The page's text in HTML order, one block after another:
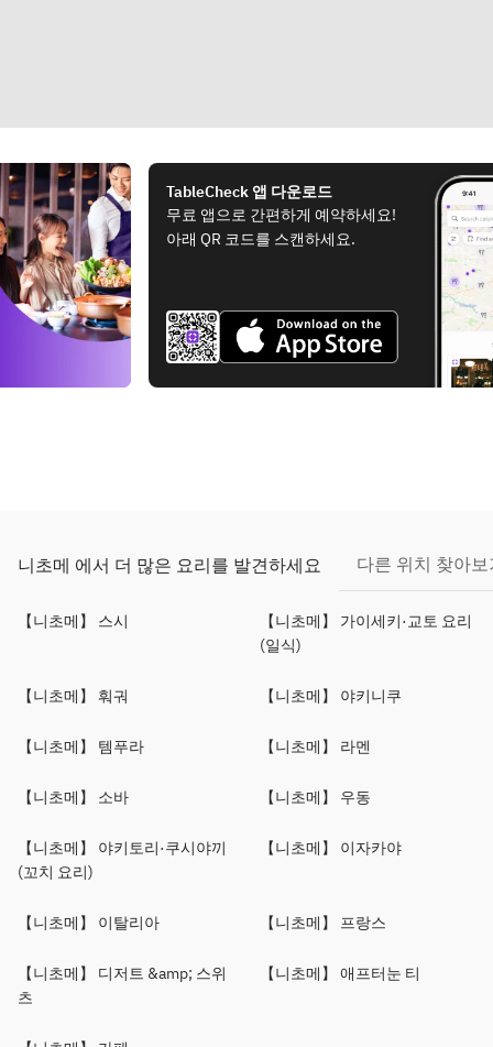
TableCheck 앱 다운로드
무료 앱으로 간편하게 예약하세요!
아래 QR 코드를 스캔하세요.
니초메 에서 더 많은 요리를 발견하세요 다른 위치 찾아보
【니초메】 스시
【니초메】 가이세키·교토 요리
(일식)
【니초메】 훠궈 【니초메】 야키니쿠
【니초메】 템푸라 【니초메】 라멘
【니초메】 소바 【니초메】 우동
【니초메】 야키토리·쿠시야끼
(꼬치 요리)
【니초메】 이자카야
【니초메】 이탈리아 【니초메】 프랑스
【니초메】 디저트 &amp; 스위
츠
【니초메】 애프터눈 티